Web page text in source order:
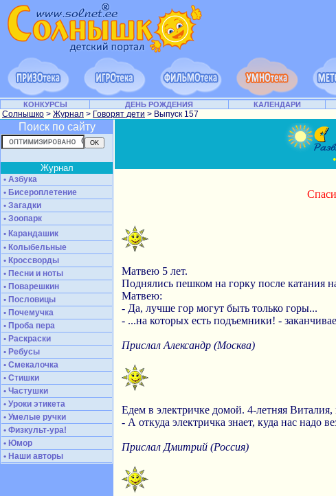
КОНКУРСЫ ДЕНЬ РОЖДЕНИЯ КАЛЕНДАРИ
Солнышко > Журнал > Говорят дети > Выпуск 157
Поиск по сайту
Журнал
• Азбука
• Бисероплетение
• Загадки
• Зоопарк
• Карандашик
• Колыбельные
• Кроссворды
• Песни и ноты
• Поварешкин
• Пословицы
• Почемучка
• Проба пера
• Раскраски
• Ребусы
• Смекалочка
• Стишки
• Частушки
• Уроки этикета
• Умелые ручки
• Физкульт-ура!
• Юмор
• Наши авторы
•
Матвею 5 лет.
Поднялись пешком на горку после катания
Матвею:
- Да, лучше гор могут быть только горы...
- ...на которых есть подъемники! -
Прислал Александр (Москва)
Едем в электричке домой. 4-летняя
- А откуда электричка знает, куда нас надо
Прислал Дмитрий (Россия)